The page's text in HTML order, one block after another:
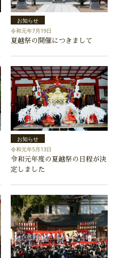
お知らせ
令和元年7月19日
夏越祭の開催につきまして
お知らせ
令和元年5月13日
令和元年度の夏越祭の日程が決
定しました